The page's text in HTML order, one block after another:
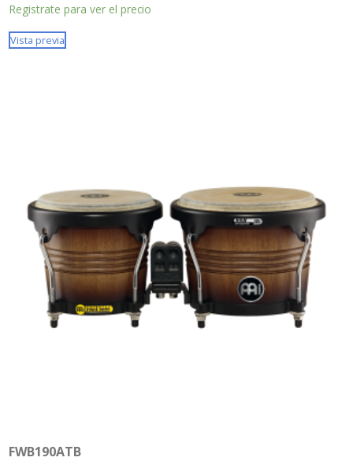
Registrate para ver el precio
Vista previa
FWB190ATB